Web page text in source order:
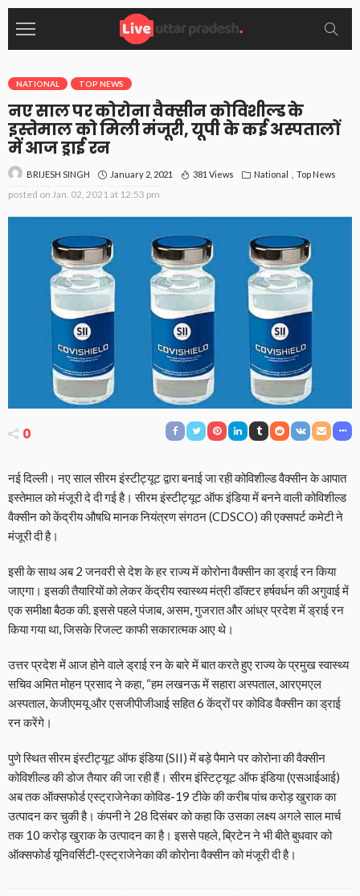
NATIONAL TOP NEWS
नए साल पर कोरोना वैक्सीन कोविशील्ड के
इस्तेमाल को मिली मंजूरी, यूपी के कई अस्पतालों
में आज ड्राई रन
BRIJESH SINGH January 2, 2021 381 Views National Top News
posted on Jan. 02, 2021 at 12:53 pm
0
नई दिल्ली। नए साल सीरम इंस्टीट्यूट द्वारा बनाई जा रही कोविशील्ड वैक्सीन के आपात
इस्तेमाल को मंजूरी दे दी गई है। सीरम इंस्टीट्यूट ऑफ इंडिया में बनने वाली कोविशील्ड
वैक्सीन को केंद्रीय औषधि मानक नियंत्रण संगठन (CDSCO) की एक्सपर्ट कमेटी ने
मंजूरी दी है।
इसी के साथ अब 2 जनवरी से देश के हर राज्य में कोरोना वैक्सीन का ड्राई रन किया
जाएगा। इसकी तैयारियों को लेकर केंद्रीय स्वास्थ्य मंत्री डॉक्टर हर्षवर्धन की अगुवाई में
एक समीक्षा बैठक की. इससे पहले पंजाब, असम, गुजरात और आंध्र प्रदेश में ड्राई रन
किया गया था, जिसके रिजल्ट काफी सकारात्मक आए थे।
उत्तर प्रदेश में आज होने वाले ड्राई रन के बारे में बात करते हुए राज्य के प्रमुख स्वास्थ्य
सचिव अमित मोहन प्रसाद ने कहा, “हम लखनऊ में सहारा अस्पताल, आरएमएल
अस्पताल, केजीएमयू और एसजीपीजीआई सहित 6 केंद्रों पर कोविड वैक्सीन का ड्राई
रन करेंगे।
पुणे स्थित सीरम इंस्टीट्यूट ऑफ इंडिया (SII) में बड़े पैमाने पर कोरोना की वैक्सीन
कोविशील्ड की डोज तैयार की जा रही हैं। सीरम इंस्टिट्यूट ऑफ इंडिया (एसआईआई)
अब तक ऑक्सफोर्ड एस्ट्राजेनेका कोविड-19 टीके की करीब पांच करोड़ खुराक का
उत्पादन कर चुकी है। कंपनी ने 28 दिसंबर को कहा कि उसका लक्ष्य अगले साल मार्च
तक 10 करोड़ खुराक के उत्पादन का है। इससे पहले, ब्रिटेन ने भी बीते बुधवार को
ऑक्सफोर्ड यूनिवर्सिटी-एस्ट्राजेनेका की कोरोना वैक्सीन को मंजूरी दी है।